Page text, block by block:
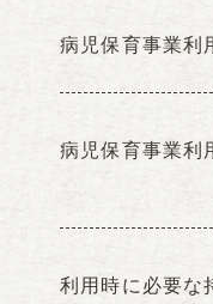
病児保育事業利
病児保育事業利
利用時に必要な